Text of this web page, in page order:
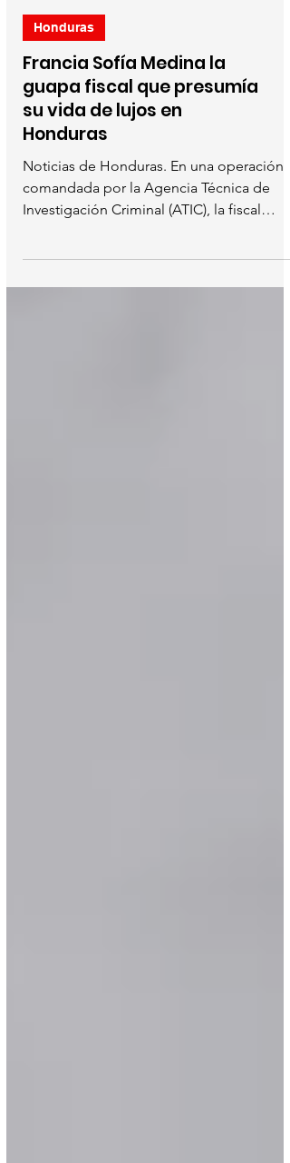
Honduras
Francia Sofía Medina la
guapa fiscal que presumía
su vida de lujos en
Honduras
Noticias de Honduras. En una operación
Investigación Criminal (ATIC), la fiscal